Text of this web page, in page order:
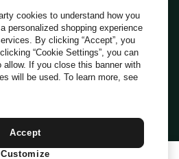
Preferenze Cookie
Codice Etico
- indirizzo DPO: dpo@everli.com
Italiano
cookies to understand how you
personalized shopping experience
By clicking “Accept”, you
“Cookie Settings”, you can
If you close this banner with
will be used. To learn more, see
Accept
Customize